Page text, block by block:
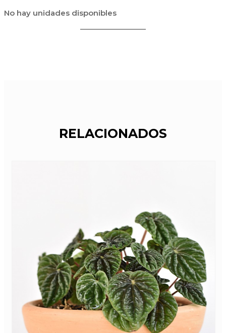
No hay unidades disponibles
RELACIONADOS